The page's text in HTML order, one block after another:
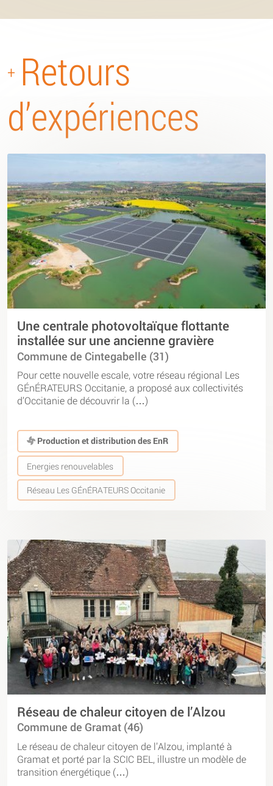
+ Retours
d’expériences
Une centrale photovoltaïque flottante
installée sur une ancienne gravière
Commune de Cintegabelle (31)
Pour cette nouvelle escale, votre réseau régional Les
GÉnÉRATEURS Occitanie, a proposé aux collectivités
d’Occitanie de découvrir la (…)
Production et distribution des EnR
Energies renouvelables
Réseau Les GÉnÉRATEURS Occitanie
Réseau de chaleur citoyen de l’Alzou
Commune de Gramat (46)
Le réseau de chaleur citoyen de l’Alzou, implanté à
Gramat et porté par la SCIC BEL, illustre un modèle de
transition énergétique (…)